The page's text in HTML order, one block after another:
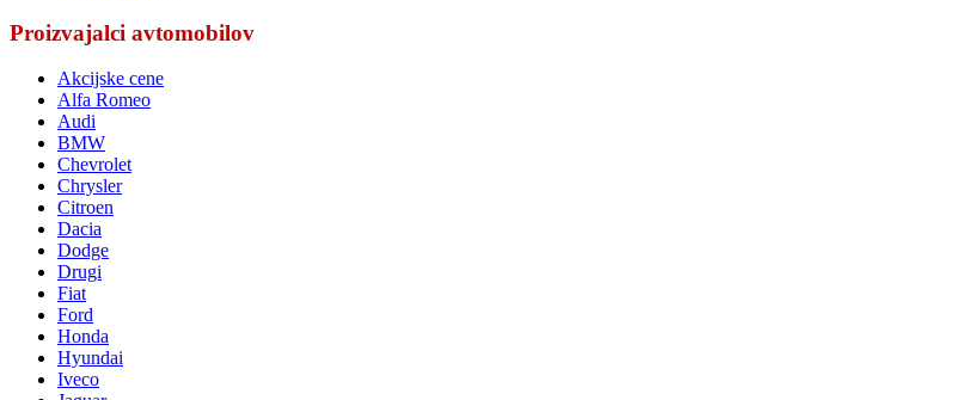
Proizvajalci avtomobilov
Akcijske cene
Alfa Romeo
Audi
BMW
Chevrolet
Chrysler
Citroen
Dacia
Dodge
Drugi
Fiat
Ford
Honda
Hyundai
Iveco